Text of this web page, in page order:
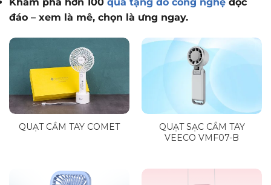
đáo – xem là mê, chọn là ưng ngay.
QUẠT CẦM TAY COMET
QUẠT SẠC CẦM TAY
VEECO VMF07-B